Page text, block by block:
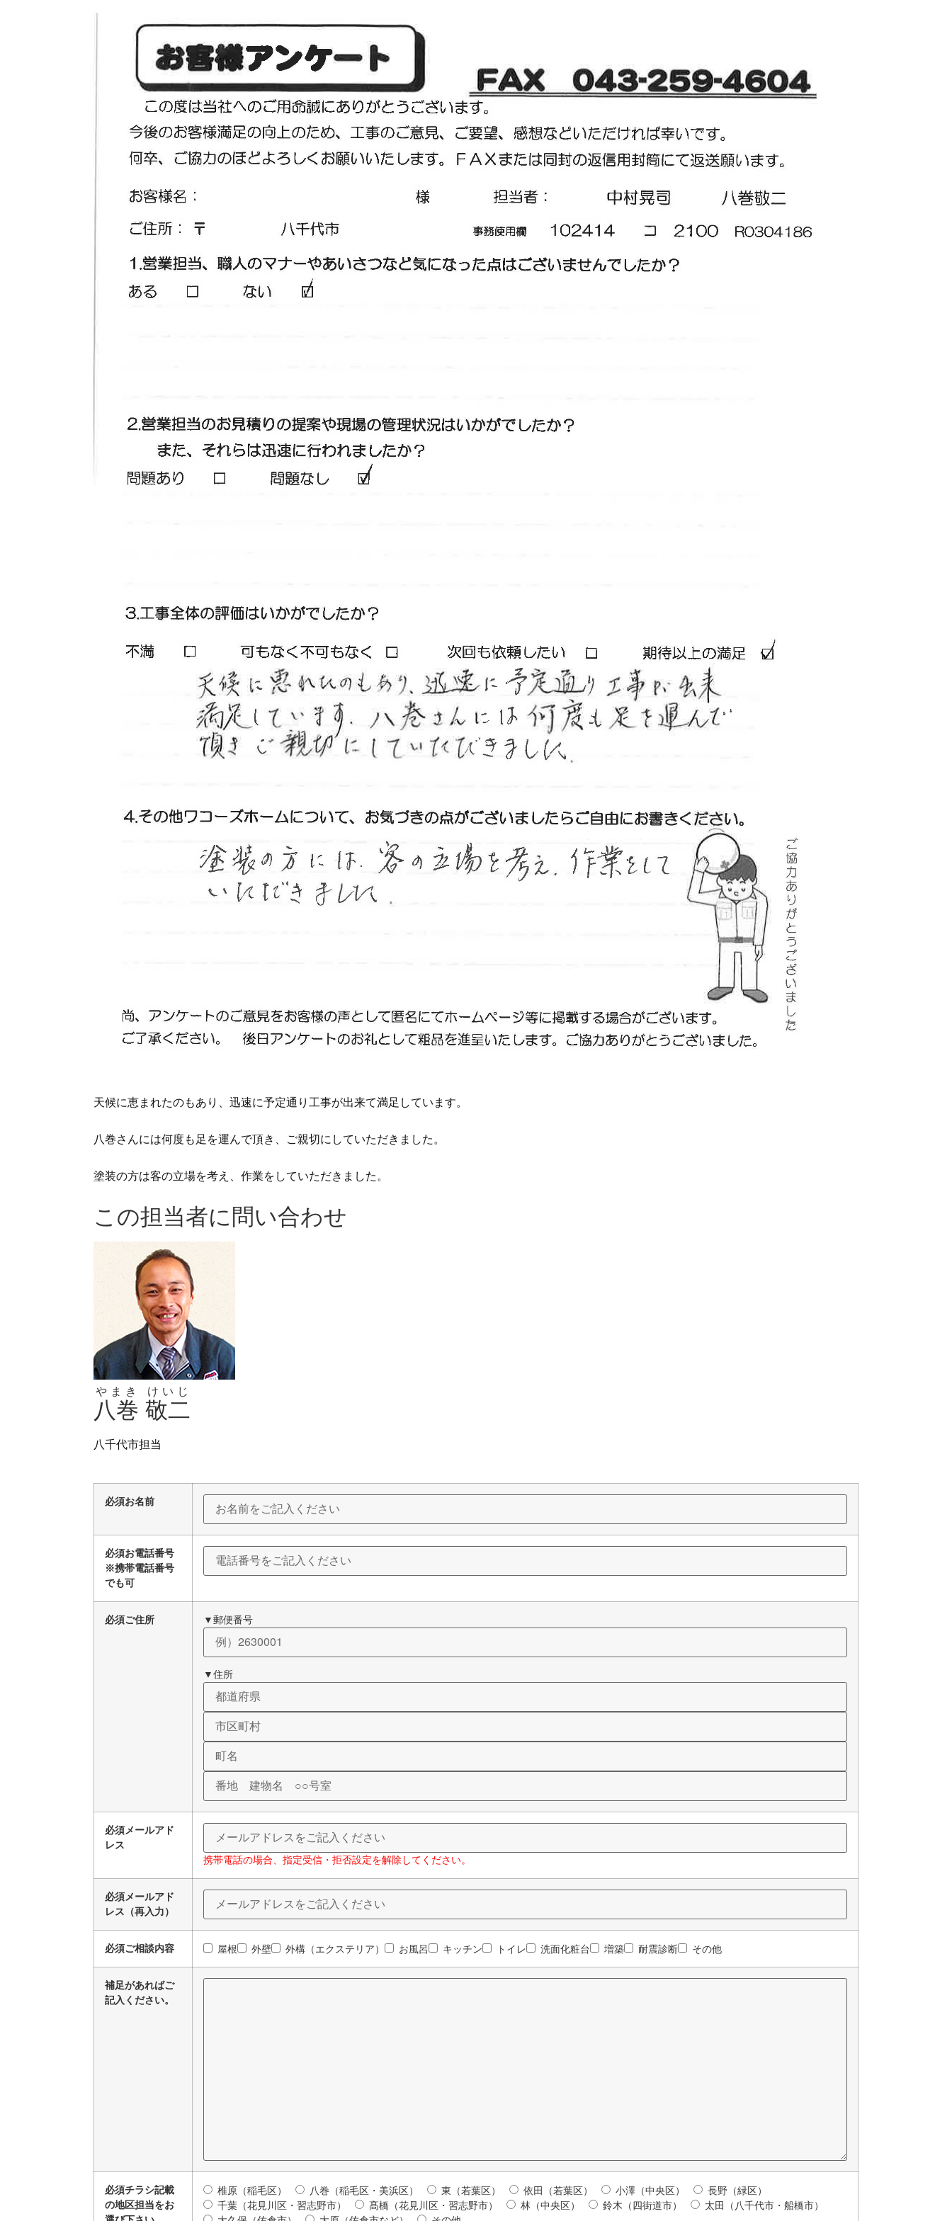
天候に恵まれたのもあり、迅速に予定通り工事が出来て満足しています。
八巻さんには何度も足を運んで頂き、ご親切にしていただきました。
塗装の方は客の立場を考え、作業をしていただきました。
この担当者に問い合わせ
八巻
やまき
敬二
けいじ
八千代市担当
必須お名前
必須お電話番号
※携帯電話番号
でも可
必須ご住所 ▼郵便番号
▼住所
必須メールアド
レス
携帯電話の場合、指定受信・拒否設定を解除してください。
必須メールアド
レス（再入力）
必須ご相談内容 屋根 外壁 外構（エクステリア） お風呂 キッチン トイレ 洗面化粧台 増築 耐震診断 その他
補足があればご
記入ください。
必須チラシ記載
の地区担当をお
椎原（稲毛区） 八巻（稲毛区・美浜区） 東（若葉区） 依田（若葉区） 小澤（中央区）
長野（緑区）
千葉（花見川区・習志野市）
髙橋（花見川区・習志野市） 林（中央区） 鈴木（四街道市）
太田（八千代市・船橋市）